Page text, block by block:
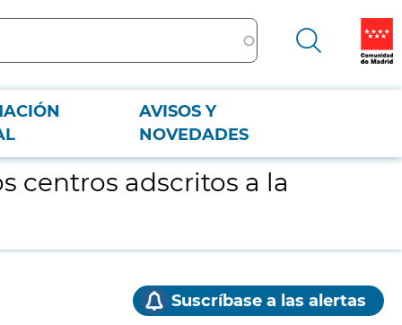
AVISOS Y
NOVEDADES
centros adscritos a la
Suscríbase a las alertas